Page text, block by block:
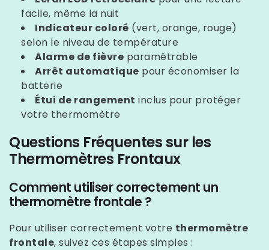
facile, même la nuit
Indicateur coloré (vert, orange, rouge)
selon le niveau de température
Alarme de fièvre paramétrable
Arrêt automatique pour économiser la
batterie
Étui de rangement inclus pour protéger
votre thermomètre
Questions Fréquentes sur les
Thermomètres Frontaux
Comment utiliser correctement un
thermomètre frontale ?
Pour utiliser correctement votre thermomètre
frontale, suivez ces étapes simples :